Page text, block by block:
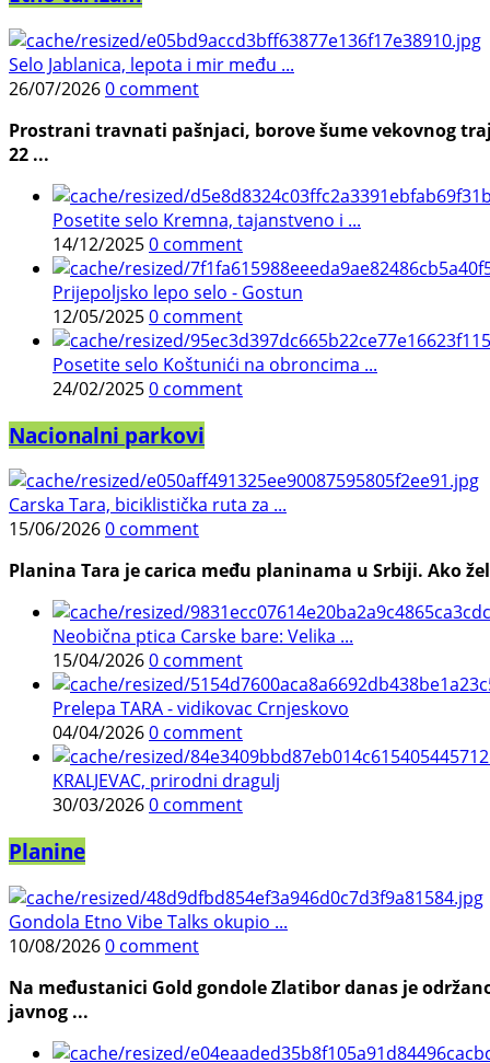
Selo Jablanica, lepota i mir među ...
26/07/20260 comment
Prostrani travnati pašnjaci, borove šume vekovnog
22 ...
Posetite selo Kremna, tajanstveno i ...
14/12/20250 comment
Prijepoljsko lepo selo - Gostun
12/05/20250 comment
Posetite selo Koštunići na obroncima ...
24/02/20250 comment
Nacionalni parkovi
Carska Tara, biciklistička ruta za ...
15/06/20260 comment
Planina Tara je carica među planinama u Srbiji. Ako
Neobična ptica Carske bare: Velika ...
15/04/20260 comment
Prelepa TARA - vidikovac Crnjeskovo
04/04/20260 comment
KRALJEVAC, prirodni dragulj
30/03/20260 comment
Planine
Gondola Etno Vibe Talks okupio ...
10/08/20260 comment
Na međustanici Gold gondole Zlatibor danas je
javnog ...